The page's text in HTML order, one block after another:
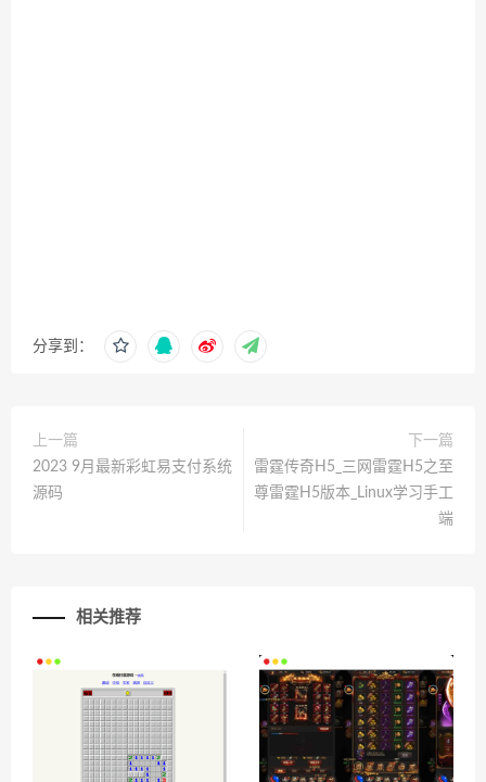
分享到：
上一篇
2023 9月最新彩虹易支付系统
源码
下一篇
雷霆传奇H5_三网雷霆H5之至
尊雷霆H5版本_Linux学习手工
端
相关推荐